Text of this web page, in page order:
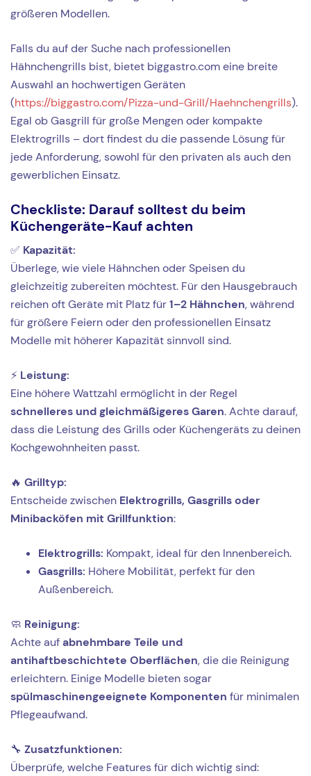
größeren Modellen.
Falls du auf der Suche nach professionellen
Hähnchengrills bist, bietet biggastro.com eine breite
Auswahl an hochwertigen Geräten
(https://biggastro.com/Pizza-und-Grill/Haehnchengrills).
Egal ob Gasgrill für große Mengen oder kompakte
Elektrogrills – dort findest du die passende Lösung für
jede Anforderung, sowohl für den privaten als auch den
gewerblichen Einsatz.
Checkliste: Darauf solltest du beim
Küchengeräte-Kauf achten
✅ Kapazität:
Überlege, wie viele Hähnchen oder Speisen du
gleichzeitig zubereiten möchtest. Für den Hausgebrauch
reichen oft Geräte mit Platz für1–2 Hähnchen, während
für größere Feiern oder den professionellen Einsatz
Modelle mit höherer Kapazität sinnvoll sind.
⚡ Leistung:
Eine höhere Wattzahl ermöglicht in der Regel
schnelleres und gleichmäßigeres Garen. Achte darauf,
dass die Leistung des Grills oder Küchengeräts zu deinen
Kochgewohnheiten passt.
🔥 Grilltyp:
Entscheide zwischen Elektrogrills, Gasgrills oder
Minibacköfen mit Grillfunktion:
Elektrogrills: Kompakt, ideal für den Innenbereich.
Gasgrills: Höhere Mobilität, perfekt für den
Außenbereich.
🧼 Reinigung:
Achte aufabnehmbare Teile und
antihaftbeschichtete Oberflächen, die die Reinigung
erleichtern. Einige Modelle bieten sogar
spülmaschinengeeignete Komponenten für minimalen
Pflegeaufwand.
🔧 Zusatzfunktionen:
Überprüfe, welche Features für dich wichtig sind: